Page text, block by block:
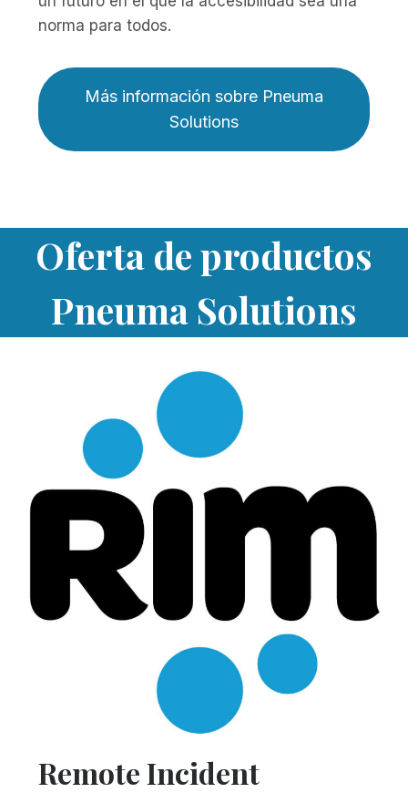
norma para todos.
Más información sobre Pneuma
Solutions
Oferta de productos
Pneuma Solutions
Remote Incident